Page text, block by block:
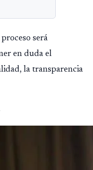
será
en duda el
la transparencia